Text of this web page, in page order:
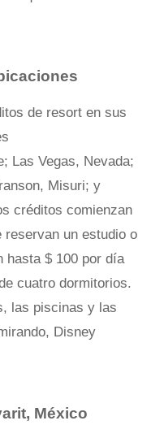
de resort en sus
Las Vegas, Nevada;
Misuri; y
créditos comienzan
reservan un estudio o
hasta $ 100 por día
cuatro dormitorios.
las piscinas y las
Disney
México